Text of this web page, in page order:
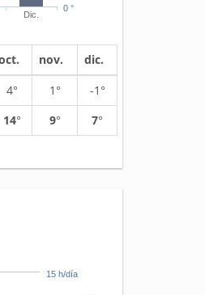
Dic.
0 °
nov.
dic.
4° 1°
-1°
14° 9° 7°
15 h/día